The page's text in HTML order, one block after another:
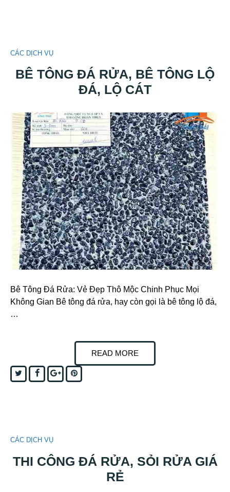
CÁC DỊCH VỤ
BÊ TÔNG ĐÁ RỬA, BÊ TÔNG LỘ
ĐÁ, LỘ CÁT
Bê Tông Đá Rửa: Vẻ Đẹp Thô Mộc Chinh Phục Mọi
Không Gian Bê tông đá rửa, hay còn gọi là bê tông lộ đá,
…
READ MORE
TwitterFacebookGoogle+Pinterest
CÁC DỊCH VỤ
THI CÔNG ĐÁ RỬA, SỎI RỬA GIÁ
RẺ